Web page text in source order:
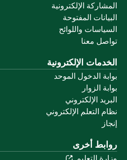
المشاركة الإلكترونية
البيانات المفتوحة
السياسات واللوائح
تواصل معنا
الخدمات الإلكترونية
بوابة الدخول الموحد
بوابة الزوار
البريد الإلكتروني
نظام التعلم الإلكتروني
إنجاز
روابط أخرى
وزارة التعليم